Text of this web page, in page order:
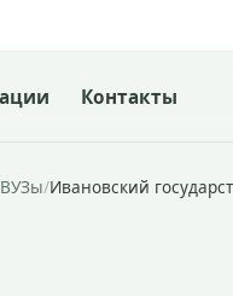
Контакты
ВУЗы/Ивановский